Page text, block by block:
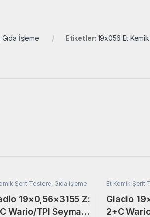
Gıda İşleme Etiketler:19x056 Et
Şerit Testere, Gıda İşleme
19×0,56×3155 Z:
Wario/TPI Seymag
Et Kemik Şerit
Gladio
2+C